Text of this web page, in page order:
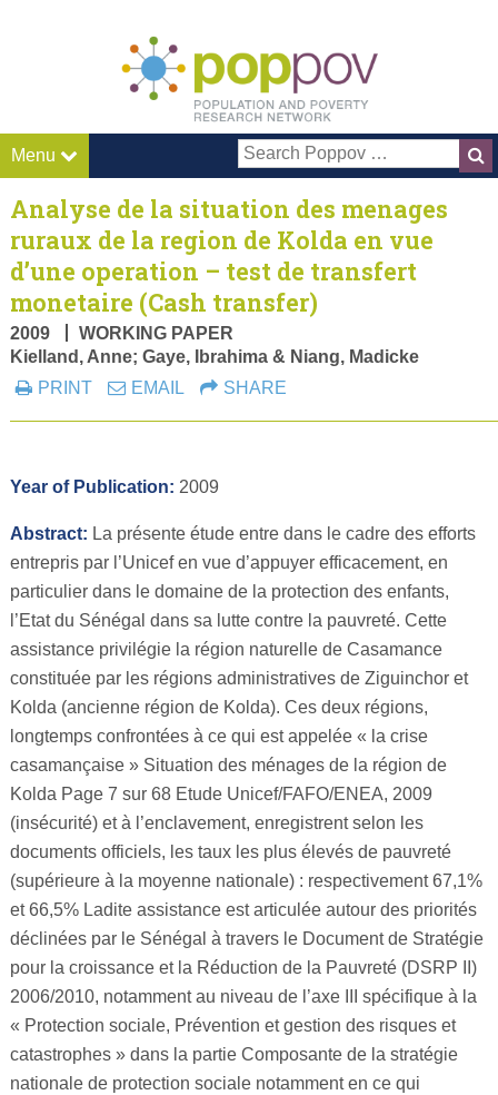
Menu
Analyse de la situation des menages
ruraux de la region de Kolda en vue
d’une operation – test de transfert
monetaire (Cash transfer)
2009
WORKING PAPER
Kielland, Anne; Gaye, Ibrahima & Niang, Madicke
PRINT
EMAIL SHARE
Year of Publication: 2009
Abstract: La présente étude entre dans le cadre des efforts
entrepris par l’Unicef en vue d’appuyer efficacement, en
particulier dans le domaine de la protection des enfants,
l’Etat du Sénégal dans sa lutte contre la pauvreté. Cette
assistance privilégie la région naturelle de Casamance
constituée par les régions administratives de Ziguinchor et
Kolda (ancienne région de Kolda). Ces deux régions,
longtemps confrontées à ce qui est appelée « la crise
casamançaise » Situation des ménages de la région de
Kolda Page 7 sur 68 Etude Unicef/FAFO/ENEA, 2009
(insécurité) et à l’enclavement, enregistrent selon les
documents officiels, les taux les plus élevés de pauvreté
(supérieure à la moyenne nationale) : respectivement 67,1%
et 66,5% Ladite assistance est articulée autour des priorités
déclinées par le Sénégal à travers le Document de Stratégie
pour la croissance et la Réduction de la Pauvreté (DSRP II)
2006/2010, notamment au niveau de l’axe III spécifique à la
« Protection sociale, Prévention et gestion des risques et
catastrophes » dans la partie Composante de la stratégie
nationale de protection sociale notamment en ce qui